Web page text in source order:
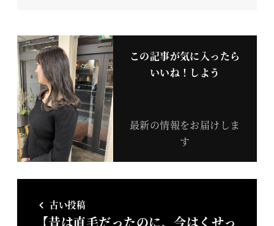
この記事が気に入ったら
いいね！しよう
最新の情報をお届けしま
す
古い投稿
【昔は直毛だったのに、今はくせっ